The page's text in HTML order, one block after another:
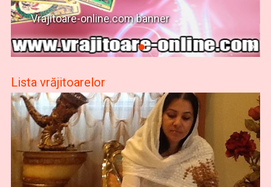
Vrajitoare-online.com banner
Lista vrăjitoarelor